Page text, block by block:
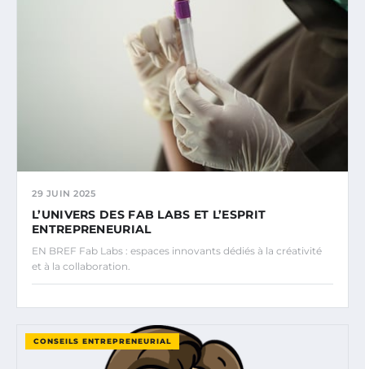
29 JUIN 2025
L’UNIVERS DES FAB LABS ET L’ESPRIT
ENTREPRENEURIAL
EN BREF Fab Labs : espaces innovants dédiés à la créativité
et à la collaboration.
CONSEILS ENTREPRENEURIAL